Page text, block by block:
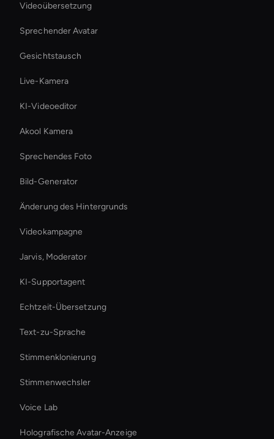
Videoübersetzung
Sprechender Avatar
Gesichtstausch
Live-Kamera
KI-Videoeditor
Akool Kamera
Sprechendes Foto
Bild-Generator
Änderung des Hintergrunds
Videokampagne
Jarvis, Moderator
KI-Supportagent
Echtzeit-Übersetzung
Text-zu-Sprache
Stimmenklonierung
Stimmenwechsler
Voice Lab
Holografische Avatar-Anzeige